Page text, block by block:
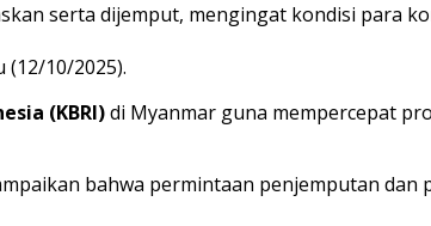
serta dijemput, mengingat kondisi para
(12/10/2025).
(KBRI)di Myanmar guna mempercepat
bahwa permintaan penjemputan dan